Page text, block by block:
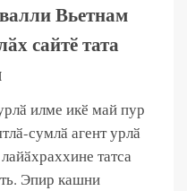
Вьетнам
сайтӗ тата
илме икӗ май пур
сумлӑ агент урлӑ
татса
Эпир кашни